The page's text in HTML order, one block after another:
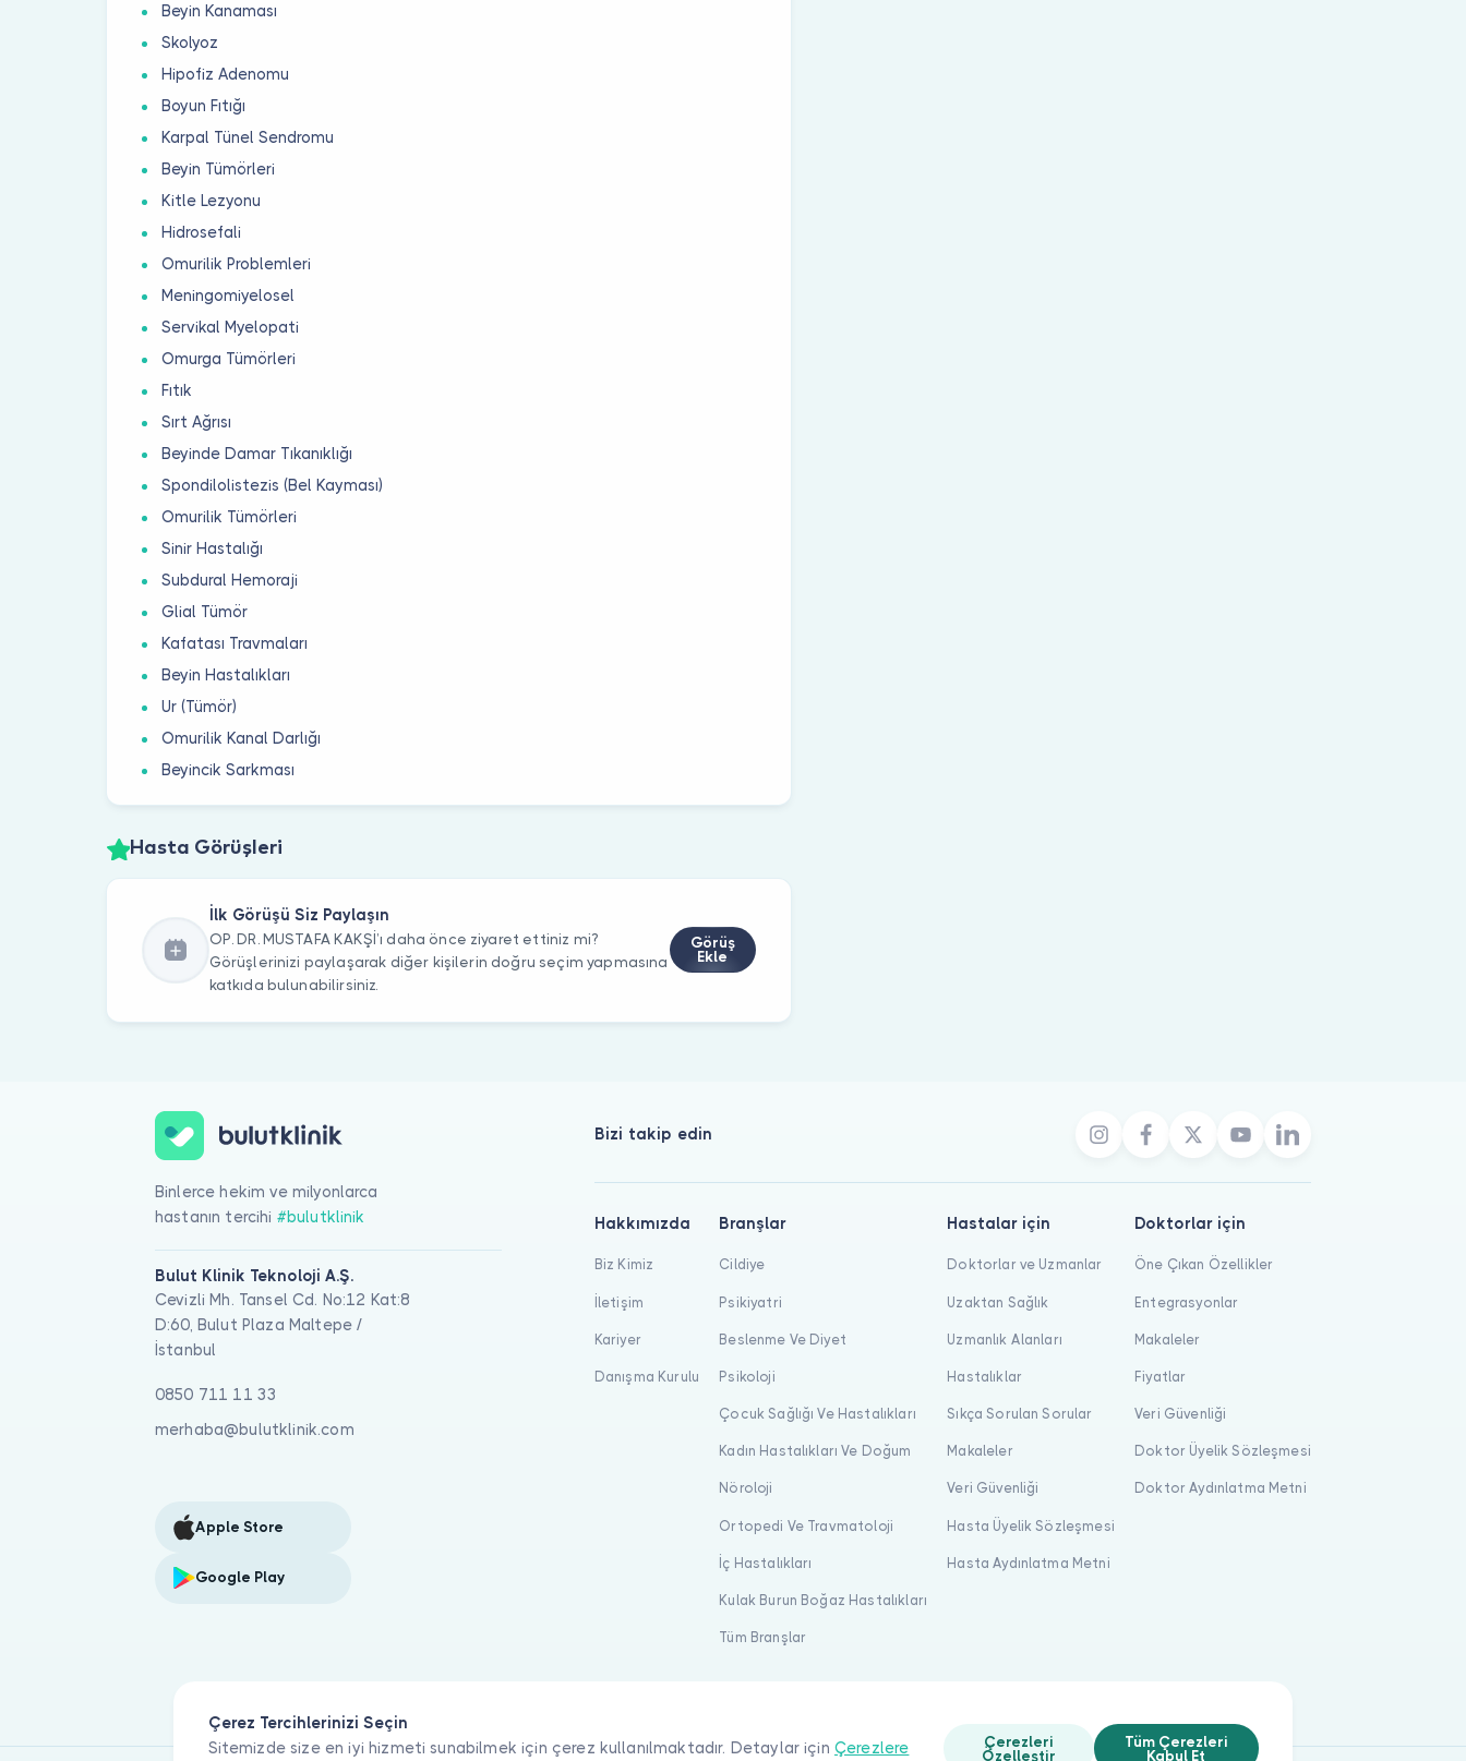
Beyin Kanaması
Skolyoz
Hipofiz Adenomu
Boyun Fıtığı
Karpal Tünel Sendromu
Beyin Tümörleri
Kitle Lezyonu
Hidrosefali
Omurilik Problemleri
Meningomiyelosel
Servikal Myelopati
Omurga Tümörleri
Fıtık
Sırt Ağrısı
Beyinde Damar Tıkanıklığı
Spondilolistezis (Bel Kayması)
Omurilik Tümörleri
Sinir Hastalığı
Subdural Hemoraji
Glial Tümör
Kafatası Travmaları
Beyin Hastalıkları
Ur (Tümör)
Omurilik Kanal Darlığı
Beyincik Sarkması
Hasta Görüşleri
İlk Görüşü Siz Paylaşın
OP. DR. MUSTAFA KAKŞİ’ı daha önce ziyaret ettiniz mi?
Görüşlerinizi paylaşarak diğer kişilerin doğru seçim yapmasına
katkıda bulunabilirsiniz.
Görüş
Ekle
Çerez Tercihlerinizi Seçin
Sitemizde size en iyi hizmeti sunabilmek için çerez kullanılmaktadır. Detaylar için Çerezlere
Çerezleri
Özelleştir
Tüm Çerezleri
Kabul Et
Binlerce hekim ve milyonlarca
hastanın tercihi #bulutklinik
Bulut Klinik Teknoloji A.Ş.
Cevizli Mh. Tansel Cd. No:12 Kat:8
D:60, Bulut Plaza Maltepe /
İstanbul
0850 711 11 33
merhaba@bulutklinik.com
Apple Store
Google Play
Bizi takip edin
Hakkımızda
Biz Kimiz
İletişim
Kariyer
Danışma Kurulu
Branşlar
Cildiye
Psikiyatri
Beslenme Ve Diyet
Psikoloji
Çocuk Sağlığı Ve Hastalıkları
Kadın Hastalıkları Ve Doğum
Nöroloji
Ortopedi Ve Travmatoloji
İç Hastalıkları
Kulak Burun Boğaz Hastalıkları
Tüm Branşlar
Hastalar için
Doktorlar ve Uzmanlar
Uzaktan Sağlık
Uzmanlık Alanları
Hastalıklar
Sıkça Sorulan Sorular
Makaleler
Veri Güvenliği
Hasta Üyelik Sözleşmesi
Hasta Aydınlatma Metni
Doktorlar için
Öne Çıkan Özellikler
Entegrasyonlar
Makaleler
Fiyatlar
Veri Güvenliği
Doktor Üyelik Sözleşmesi
Doktor Aydınlatma Metni